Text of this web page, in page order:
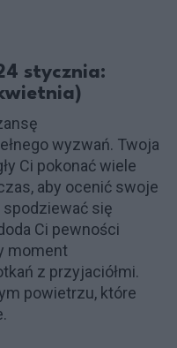
stycznia:
wyzwań. Twoja
Ci pokonać wiele
aby ocenić swoje
się
Ci pewności
moment
z przyjaciółmi.
powietrzu, które